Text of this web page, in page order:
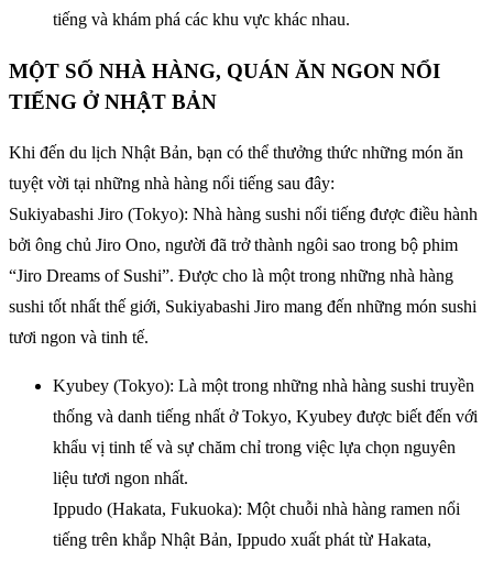
tiếng và khám phá các khu vực khác nhau.
MỘT SỐ NHÀ HÀNG, QUÁN ĂN NGON NỔI
TIẾNG Ở NHẬT BẢN
Khi đến du lịch Nhật Bản, bạn có thể thưởng thức những món ăn
tuyệt vời tại những nhà hàng nổi tiếng sau đây:
Sukiyabashi Jiro (Tokyo): Nhà hàng sushi nổi tiếng được điều hành
bởi ông chủ Jiro Ono, người đã trở thành ngôi sao trong bộ phim
“Jiro Dreams of Sushi”. Được cho là một trong những nhà hàng
sushi tốt nhất thế giới, Sukiyabashi Jiro mang đến những món sushi
tươi ngon và tinh tế.
Kyubey (Tokyo): Là một trong những nhà hàng sushi truyền
thống và danh tiếng nhất ở Tokyo, Kyubey được biết đến với
khẩu vị tinh tế và sự chăm chỉ trong việc lựa chọn nguyên
liệu tươi ngon nhất.
Ippudo (Hakata, Fukuoka): Một chuỗi nhà hàng ramen nổi
tiếng trên khắp Nhật Bản, Ippudo xuất phát từ Hakata,